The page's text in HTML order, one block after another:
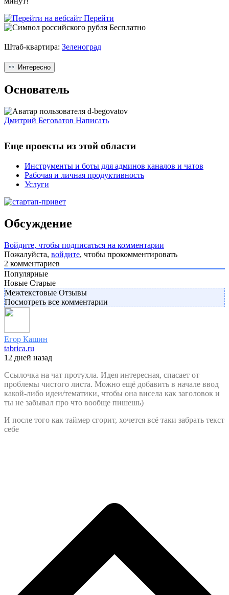
Перейти
Бесплатно
Штаб-квартира: Зеленоград
Интересно
Основатель
Дмитрий Беговатов Написать
Еще проекты из этой области
Инструменты и боты для админов каналов и чатов
Рабочая и личная продуктивность
Услуги
Обсуждение
Войдите, чтобы подписаться на комментарии
Пожалуйста, войдите, чтобы прокомментировать
2 комментариев
Популярные
Новые Старые
Межтекстовые Отзывы
Посмотреть все комментарии
Егор Кашин
tabrica.ru
12 дней назад
Ссылочка на чат протухла. Идея интересная, спасает от
проблемы чистого листа. Можно ещё добавить в начале ввод
какой-либо идеи/тематики, чтобы она висела как заголовок и
ты не забывал про что вообще пишешь)
И после того как таймер сгорит, хочется всё таки забрать текст
себе